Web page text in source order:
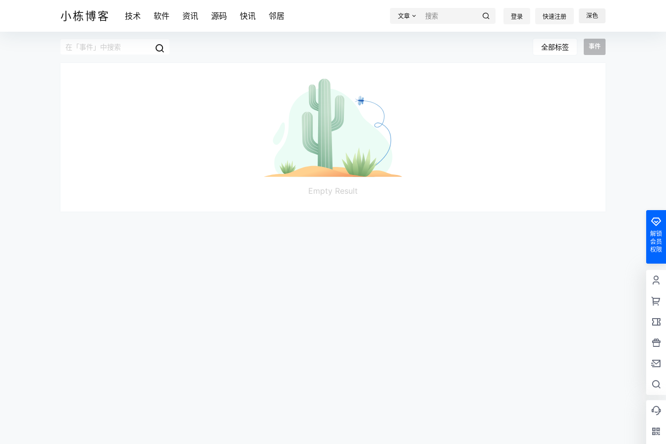
小栋博客 技术 软件 资讯 源码 快讯 邻居 文章 登录 快速注册 深色
全部标签 事件
Empty Result
解锁
会员
权限